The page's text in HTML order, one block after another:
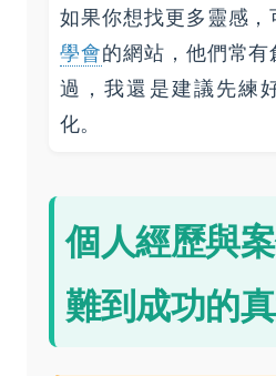
如果你想找更多靈感
學會的網站，他們常
過，我還是建議先練
化。
個人經歷與
難到成功的